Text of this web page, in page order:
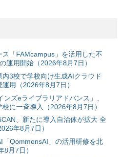
「FAMcampus」を活用した不
運用開始（2026年8月7日）
3校で学校向け生成AIクラウド
用（2026年8月7日）
ズeライブラリアドバンス」、
に一斉導入（2026年8月7日）
、新たに導入自治体が拡大 全
年8月7日）
「QommonsAI」の活用研修を北
月7日）